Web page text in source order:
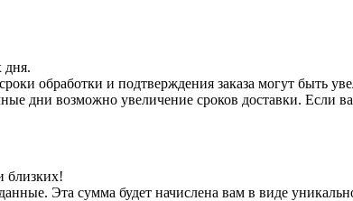
дня.
обработки и подтверждения заказа могут быть
дни возможно увеличение сроков доставки. Если
близких!
Эта сумма будет начислена вам в виде